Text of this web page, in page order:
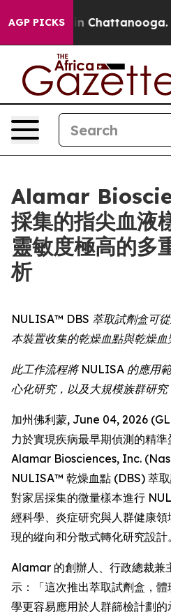
AGP PICKS
Chaos in Chattanooga.
Alamar
採集的指尖血液
靈敏度極高的多
析
NULISA™ DBS 萃取試劑盒可
本裝置收集的乾燥血點與乾燥
此工作流程將 NULISA 的應用
心化研究，以及大規模族群研究
加州佛利蒙, June 04, 2026
力於實現疾病最早期偵測的精
Alamar Biosciences, Inc.
NULISA™ 乾燥血點 (DBS) 萃
對家居採集的微量樣本進行
經科學、炎症研究與人群健康
現的縱向和分散式轉化研究設計。
Alamar 的創辦人、行政總裁兼
示：「這次推出萃取試劑盒，
學更容易應用於人群篩檢計劃